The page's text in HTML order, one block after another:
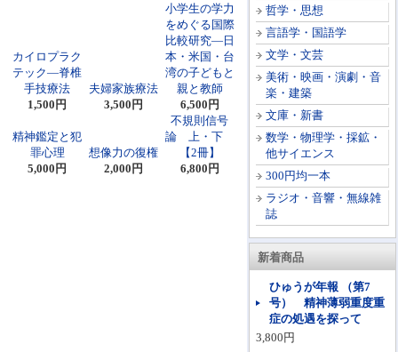
哲学・思想
言語学・国語学
文学・文芸
美術・映画・演劇・音
楽・建築
文庫・新書
数学・物理学・採鉱・
他サイエンス
300円均一本
ラジオ・音響・無線雑
誌
新着商品
ひゅうが年報 （第7
号） 精神薄弱重度重
症の処遇を探って
3,800円
カイロプラク
テック―脊椎
手技療法
1,500円
夫婦家族療法
3,500円
小学生の学力
をめぐる国際
比較研究―日
本・米国・台
湾の子どもと
親と教師
6,500円
精神鑑定と犯
罪心理
5,000円
想像力の復権
2,000円
不規則信号
論 上・下
【2冊】
6,800円